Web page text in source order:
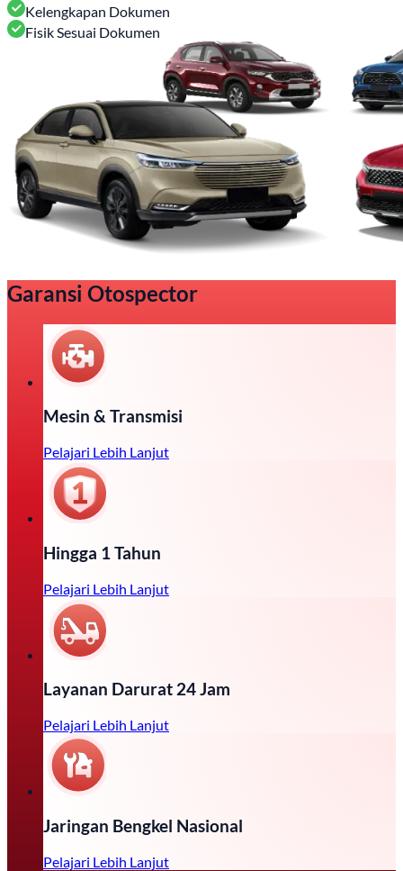
Kelengkapan Dokumen
Fisik Sesuai Dokumen
Garansi Otospector
Mesin & Transmisi
Pelajari Lebih Lanjut
Hingga 1 Tahun
Pelajari Lebih Lanjut
Layanan Darurat 24 Jam
Pelajari Lebih Lanjut
Jaringan Bengkel Nasional
Pelajari Lebih Lanjut